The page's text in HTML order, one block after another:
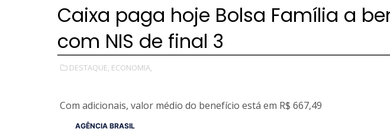
Caixa paga hoje Bolsa Família a
com NIS de final 3
DESTAQUE, ECONOMIA,
Com adicionais, valor médio do benefício está em R$ 667,49
AGÊNCIA BRASIL